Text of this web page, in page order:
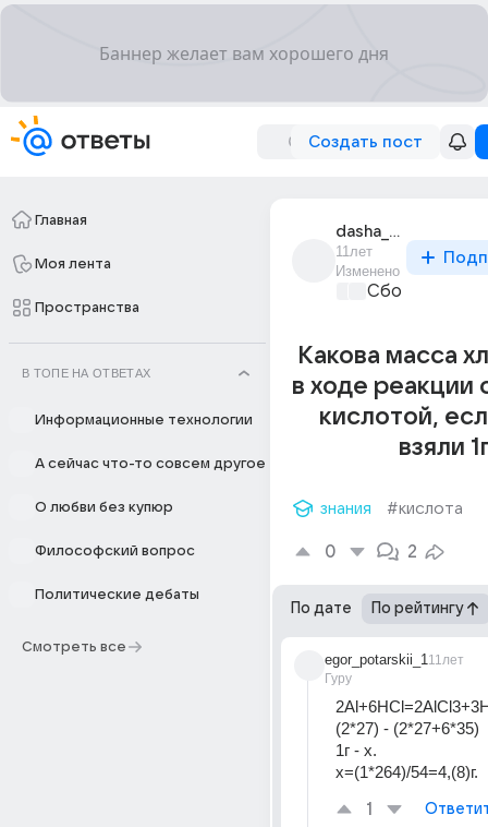
Создать пост
Главная
Моя лента
Пространства
В ТОПЕ НА ОТВЕТАХ
Информационные технологии
А сейчас что-то совсем другое
О любви без купюр
Философский вопрос
Политические дебаты
Смотреть все
dasha_movchan_20
11лет
Изменено
Сборная
Какова масса
в ходе реакции
кислотой,
взяли
знания #кислота
0 2
По дате По рейтингу
egor_potarskii_1
Гуру
11лет
(2*27) - (2*27+6*35)
1г - х.
х=(1*264)/54=4,(8)г.
1